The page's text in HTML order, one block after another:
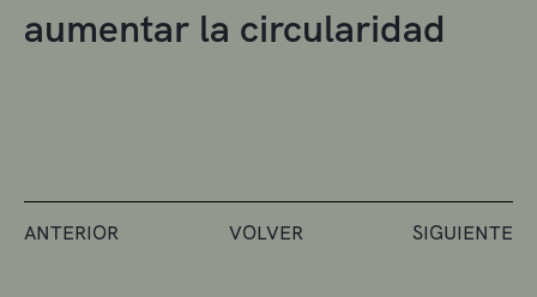
aumentar la circularidad
ANTERIOR VOLVER SIGUIENTE